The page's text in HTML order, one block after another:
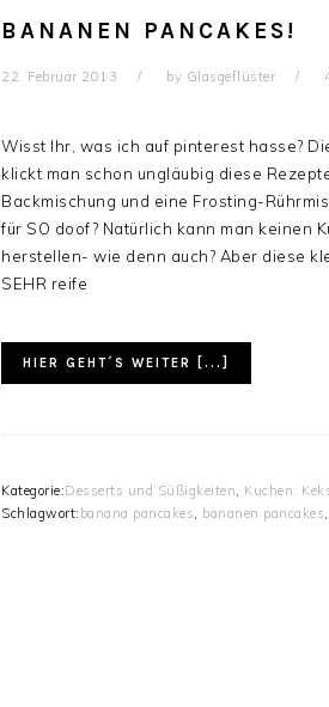
BANANEN PANCAKES!
22. Februar 2013 by Glasgeflüster
Wisst Ihr, was ich auf pinterest hasse?
klickt man schon ungläubig diese
Backmischung und eine Frosting-
für SO doof? Natürlich kann man keinen
herstellen- wie denn auch? Aber diese
SEHR reife
HIER GEHT´S WEITER [...]
Kategorie:Desserts und Süßigkeiten, Kuchen.
Schlagwort: banana pancakes, bananen pancakes,